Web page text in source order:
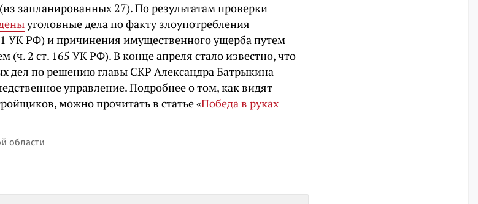
запланированных 27). По результатам проверки
уголовные дела по факту злоупотребления
УК РФ) и причинения имущественного ущерба путем
(ч. 2 ст. 165 УК РФ). В конце апреля стало известно, что
дел по решению главы СКР Александра Батрыкина
управление. Подробнее о том, как видят
можно прочитать в статье «Победа в руках
области